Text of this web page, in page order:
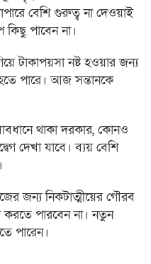
বেশি গুরুত্ব না দেওয়াই
পাবেন না।
টাকাপয়সা নষ্ট হওয়ার জন্য
পারে। আজ সন্তানকে
থাকা দরকার, কোনও
দেখা যাবে। ব্যয় বেশি
জন্য নিকটাত্মীয়ের গৌরব
করতে পারবেন না। নতুন
পারেন।